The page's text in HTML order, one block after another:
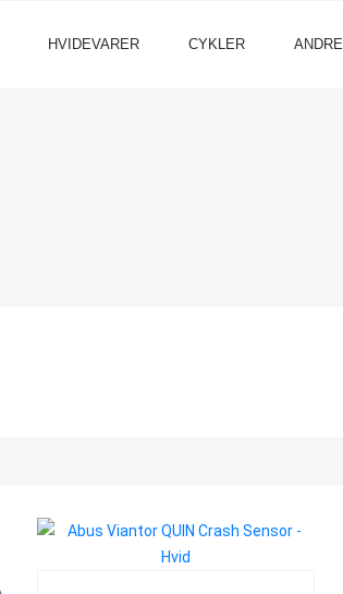
HVIDEVARER CYKLER ANDRE